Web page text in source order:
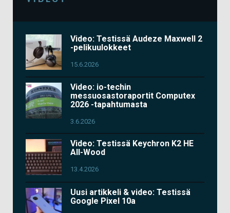
Video: Testissä Audeze Maxwell 2
-pelikuulokkeet
15.6.2026
Video: io-techin
messuosastoraportit Computex
2026 -tapahtumasta
3.6.2026
Video: Testissä Keychron K2 HE
All-Wood
13.4.2026
Uusi artikkeli & video: Testissä
Google Pixel 10a